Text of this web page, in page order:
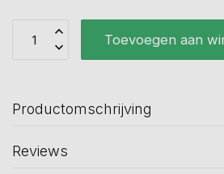
Toevoegen aan
Productomschrijving
Reviews